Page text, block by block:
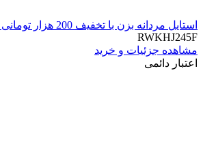
استایل مردانه بزن با تخفیف 200 هزار تومانی دیجی استایل
RWKHJ245F
مشاهده جزئیات و خرید
اعتبار دائمی